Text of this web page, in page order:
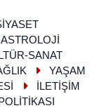
ASTROLOJİ
SANAT
YAŞAM
İLETİŞİM